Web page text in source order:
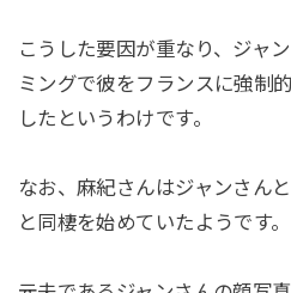
こうした要因が重なり、ジャ
ミングで彼をフランスに強制
したというわけです。
なお、麻紀さんはジャンさん
と同棲を始めていたようです。